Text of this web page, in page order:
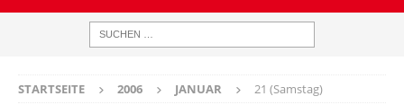
STARTSEITE 2006 JANUAR 21 (Samstag)